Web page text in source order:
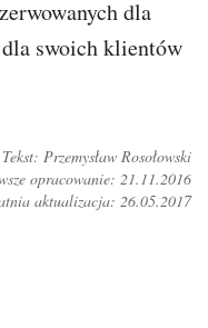
dla
swoich klientów
Tekst: Przemysław Rosołowski
opracowanie: 21.11.2016
aktualizacja: 26.05.2017